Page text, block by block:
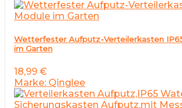
Wetterfester Aufputz-Verteilerkasten
im Garten
18,99 €
Marke: Qinglee